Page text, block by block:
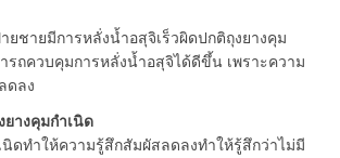
ยมีการหลั่งน้ำอสุจิเร็วผิดปกติถุงยางคุม
รถควบคุมการหลั่งน้ำอสุจิได้ดีขึ้น เพราะความ
ดลง
ยางคุมกำเนิด
ำให้ความรู้สึกสัมผัสลดลงทำให้รู้สึกว่าไม่มี